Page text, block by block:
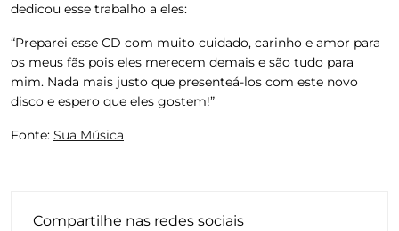
dedicou esse trabalho a eles:
“Preparei esse CD com muito cuidado, carinho e amor para
os meus fãs pois eles merecem demais e são tudo para
mim. Nada mais justo que presenteá-los com este novo
disco e espero que eles gostem!”
Fonte: Sua Música
Compartilhe nas redes sociais